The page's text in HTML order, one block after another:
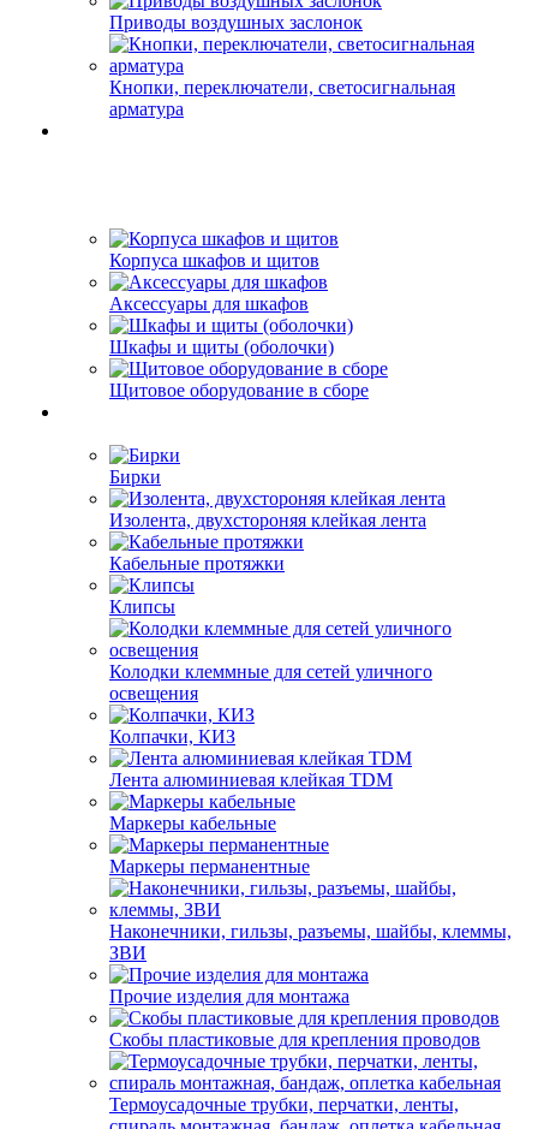
Приводы воздушных заслонок
Кнопки, переключатели, светосигнальная
арматура
Корпуса шкафов и щитов
Аксессуары для шкафов
Шкафы и щиты (оболочки)
Щитовое оборудование в сборе
Бирки
Изолента, двухстороняя клейкая лента
Кабельные протяжки
Клипсы
Колодки клеммные для сетей уличного
освещения
Колпачки, КИЗ
Лента алюминиевая клейкая TDM
Маркеры кабельные
Маркеры перманентные
Наконечники, гильзы, разъемы, шайбы, клеммы,
ЗВИ
Прочие изделия для монтажа
Скобы пластиковые для крепления проводов
Термоусадочные трубки, перчатки, ленты,